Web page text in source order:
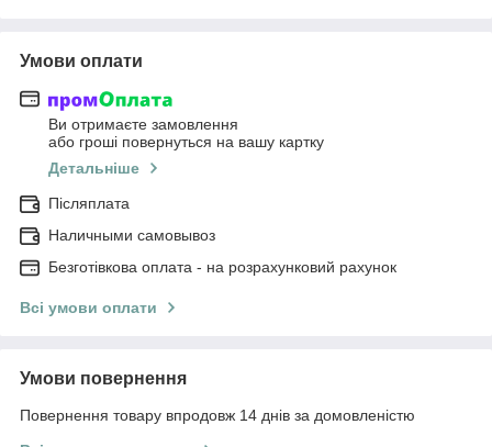
Умови оплати
Ви отримаєте замовлення
або гроші повернуться на вашу картку
Детальніше
Післяплата
Наличными самовывоз
Безготівкова оплата - на розрахунковий рахунок
Всі умови оплати
Умови повернення
Повернення товару впродовж 14 днів за домовленістю